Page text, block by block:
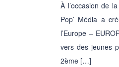
À l’occasion de
Pop’ Média a
l’Europe –
vers des jeunes
2ème […]